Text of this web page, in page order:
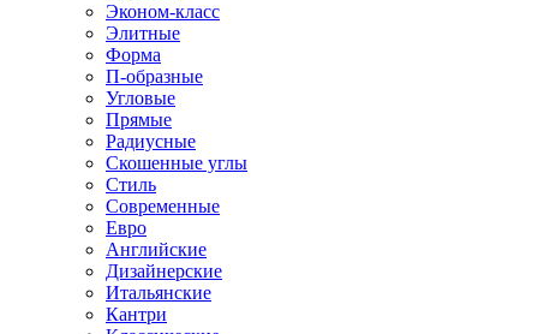
Эконом-класс
Элитные
Форма
П-образные
Угловые
Прямые
Радиусные
Скошенные углы
Стиль
Современные
Евро
Английские
Дизайнерские
Итальянские
Кантри